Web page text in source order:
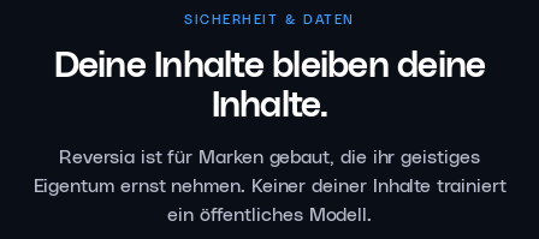
SICHERHEIT & DATEN
Deine Inhalte bleiben deine
Inhalte.
Reversia ist für Marken gebaut, die ihr geistiges
Eigentum ernst nehmen. Keiner deiner Inhalte trainiert
ein öffentliches Modell.